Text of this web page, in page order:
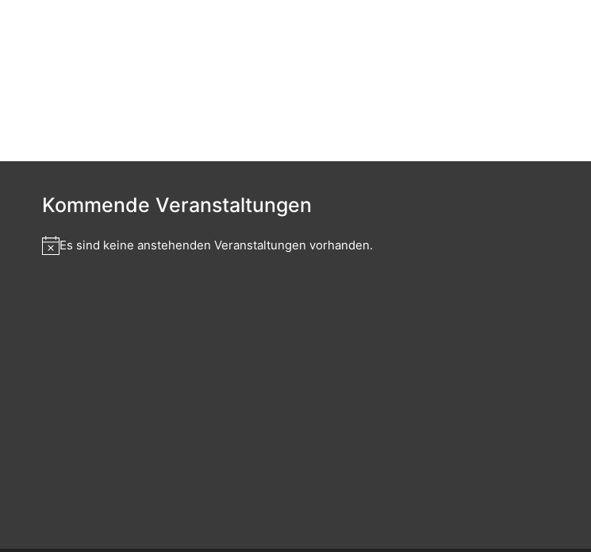
Kommende Veranstaltungen
Es sind keine anstehenden Veranstaltungen vorhanden.